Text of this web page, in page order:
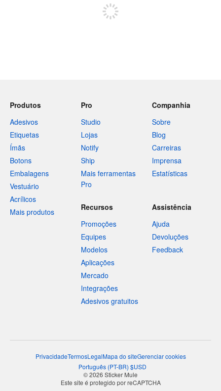
Produtos
Adesivos
Etiquetas
Ímãs
Botons
Embalagens
Vestuário
Acrílicos
Mais produtos
Pro
Studio
Lojas
Notify
Ship
Mais ferramentas
Pro
Companhia
Sobre
Blog
Carreiras
Imprensa
Estatísticas
Recursos
Promoções
Equipes
Modelos
Aplicações
Mercado
Integrações
Adesivos gratuitos
Assistência
Ajuda
Devoluções
Feedback
PrivacidadeTermosLegalMapa do siteGerenciar cookies
Português (PT-BR) $USD
© 2026 Sticker Mule
Este site é protegido por reCAPTCHA